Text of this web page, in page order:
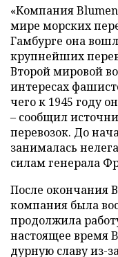
«Компания
мире морских
Гамбурге она
крупнейших
Второй мировой
интересах
чего к 1945 году
– сообщил
перевозок. До
занималась
силам генерала
После окончания
компания была
продолжила
настоящее время
дурную славу из-